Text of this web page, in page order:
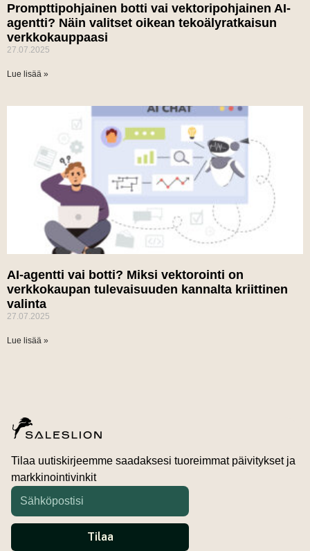
Prompttipohjainen botti vai vektoripohjainen AI-
agentti? Näin valitset oikean tekoälyratkaisun
verkkokauppaasi
27.07.2025
Lue lisää »
AI-agentti vai botti? Miksi vektorointi on
verkkokaupan tulevaisuuden kannalta kriittinen
valinta
27.07.2025
Lue lisää »
Tilaa uutiskirjeemme saadaksesi tuoreimmat päivitykset ja
markkinointivinkit